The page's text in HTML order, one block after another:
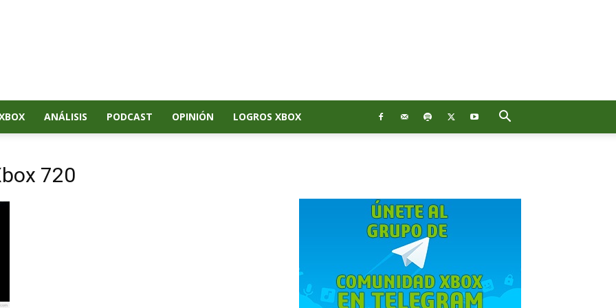
ANÁLISIS PODCAST OPINIÓN LOGROS XBOX
720